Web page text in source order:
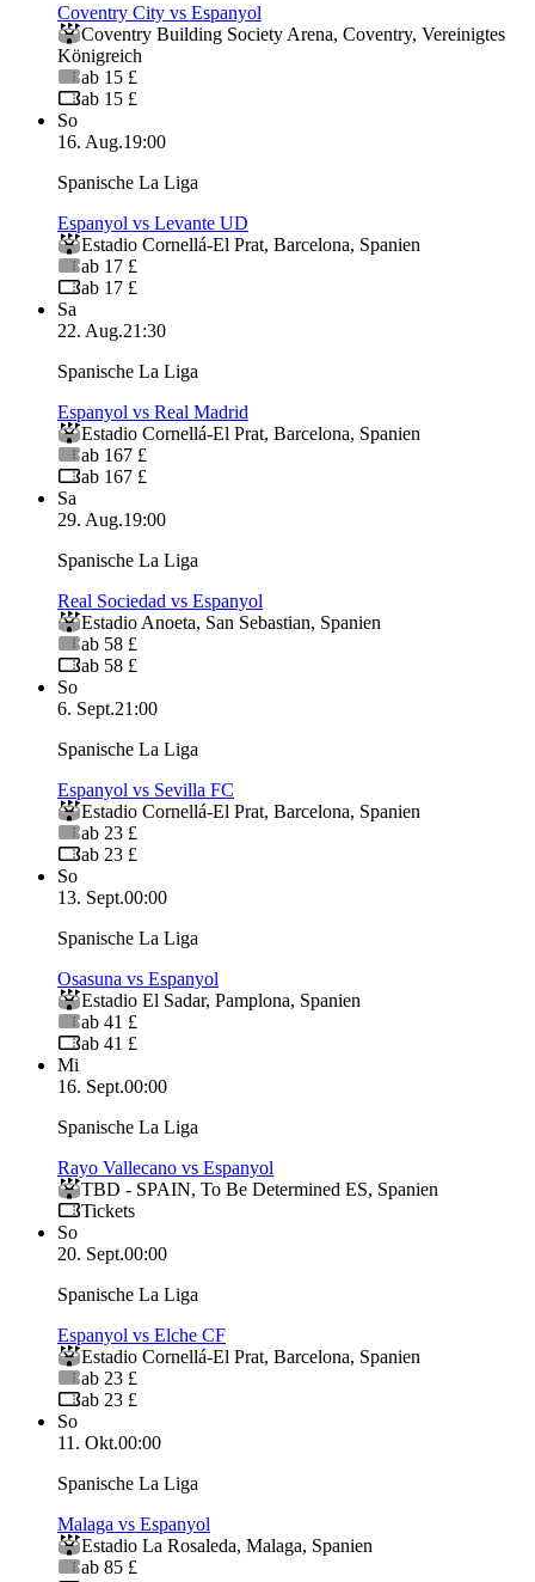
Coventry City vs Espanyol
Coventry Building Society Arena, Coventry, Vereinigtes
Königreich
ab 15 £
ab 15 £
So
16. Aug.19:00
Spanische La Liga
Espanyol vs Levante UD
Estadio Cornellá-El Prat, Barcelona, Spanien
ab 17 £
ab 17 £
Sa
22. Aug.21:30
Spanische La Liga
Espanyol vs Real Madrid
Estadio Cornellá-El Prat, Barcelona, Spanien
ab 167 £
ab 167 £
Sa
29. Aug.19:00
Spanische La Liga
Real Sociedad vs Espanyol
Estadio Anoeta, San Sebastian, Spanien
ab 58 £
ab 58 £
So
6. Sept.21:00
Spanische La Liga
Espanyol vs Sevilla FC
Estadio Cornellá-El Prat, Barcelona, Spanien
ab 23 £
ab 23 £
So
13. Sept.00:00
Spanische La Liga
Osasuna vs Espanyol
Estadio El Sadar, Pamplona, Spanien
ab 41 £
ab 41 £
Mi
16. Sept.00:00
Spanische La Liga
Rayo Vallecano vs Espanyol
TBD - SPAIN, To Be Determined ES, Spanien
Tickets
So
20. Sept.00:00
Spanische La Liga
Espanyol vs Elche CF
Estadio Cornellá-El Prat, Barcelona, Spanien
ab 23 £
ab 23 £
So
11. Okt.00:00
Spanische La Liga
Malaga vs Espanyol
Estadio La Rosaleda, Malaga, Spanien
ab 85 £